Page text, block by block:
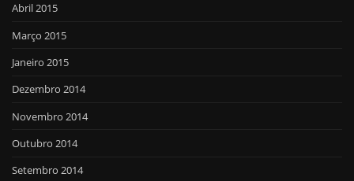
Abril 2015
Março 2015
Janeiro 2015
Dezembro 2014
Novembro 2014
Outubro 2014
Setembro 2014